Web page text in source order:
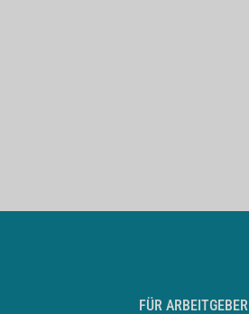
FÜR ARBEITGEBER